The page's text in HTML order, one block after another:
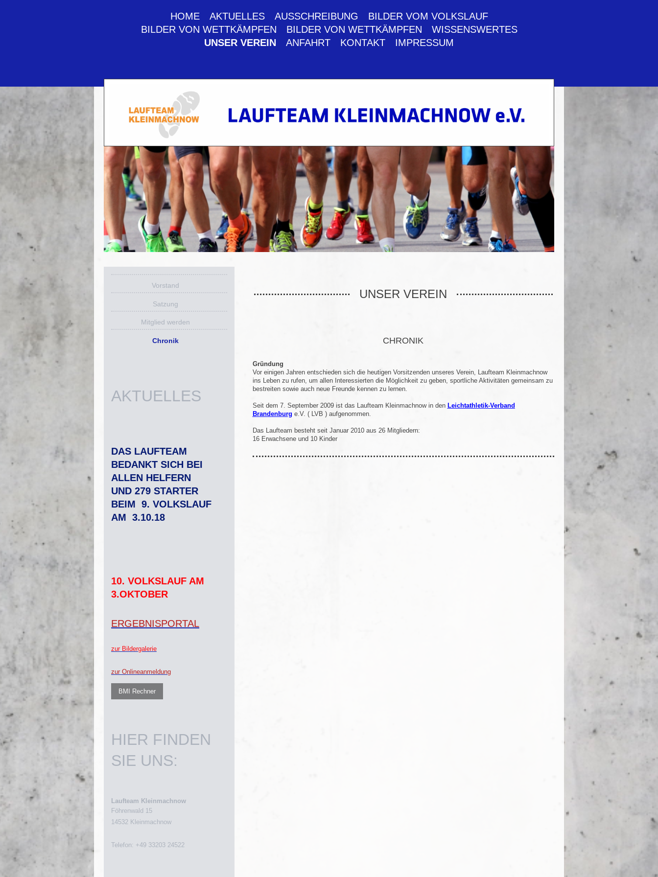
HOME AKTUELLES AUSSCHREIBUNG
BILDER VOM VOLKSLAUF
BILDER VON WETTKÄMPFEN
BILDER VON WETTKÄMPFEN
WISSENSWERTES
UNSER VEREIN
ANFAHRT KONTAKT IMPRESSUM
UNSER VEREIN
CHRONIK
Gründung
Vor einigen Jahren entschieden sich die heutigen Vorsitzenden unseres Verein, Laufteam Kleinmachnow
ins Leben zu rufen, um allen Interessierten die Möglichkeit zu geben, sportliche Aktivitäten gemeinsam zu
bestreiten sowie auch neue Freunde kennen zu lernen.
Seit dem 7. September 2009 ist das Laufteam Kleinmachnow in den Leichtathletik-Verband
Brandenburg e.V. ( LVB ) aufgenommen.
Das Laufteam besteht seit Januar 2010 aus 26 Mitgliedern:
16 Erwachsene und 10 Kinder
Vorstand
Satzung
Mitglied werden
Chronik
AKTUELLES
DAS LAUFTEAM
BEDANKT SICH BEI
ALLEN HELFERN
UND 279 STARTER
BEIM 9. VOLKSLAUF
AM 3.10.18
10. VOLKSLAUF AM
3.OKTOBER
ERGEBNISPORTAL
zur Bildergalerie
zur Onlineanmeldung
BMI Rechner
HIER FINDEN
SIE UNS:
Laufteam Kleinmachnow
Föhrenwald 15
14532 Kleinmachnow
Telefon: +49 33203 24522